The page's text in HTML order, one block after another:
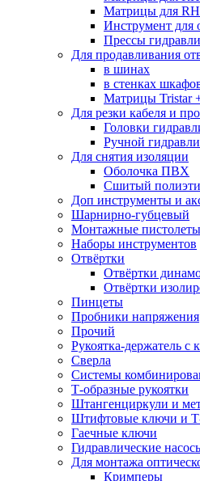
Матрицы для
Инструмент для
Прессы
Для продавливания
в шинах
в стенках
Матрицы Tristar
Для резки кабеля и
Головки
Ручной
Для снятия изоляции
Оболочка ПВХ
Сшитый
Доп инструменты и
Шарнирно-губцевый
Монтажные пистолеты
Наборы инструментов
Отвёртки
Отвёртки
Отвёртки
Пинцеты
Пробники напряжения
Прочий
Рукоятка-держатель с
Сверла
Системы
Т-образные рукоятки
Штангенциркули и
Штифтовые ключи и Т-
Гаечные ключи
Гидравлические
Для монтажа
Кримперы